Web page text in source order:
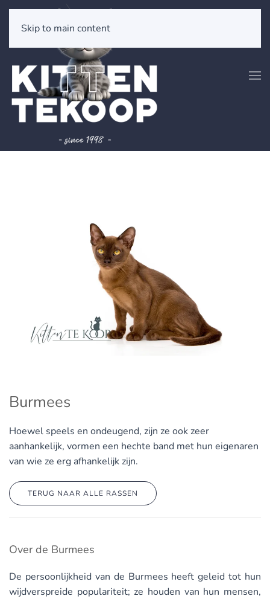
Skip to main content
Burmees
Hoewel speels en ondeugend, zijn ze ook zeer
aanhankelijk, vormen een hechte band met hun eigenaren
van wie ze erg afhankelijk zijn.
TERUG NAAR ALLE RASSEN
Over de Burmees
De persoonlijkheid van de Burmees heeft geleid tot hun
wijdverspreide populariteit; ze houden van hun mensen,